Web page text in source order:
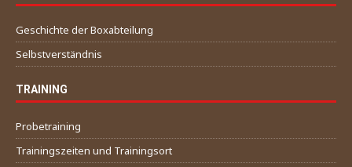
Geschichte der Boxabteilung
Selbstverständnis
TRAINING
Probetraining
Trainingszeiten und Trainingsort